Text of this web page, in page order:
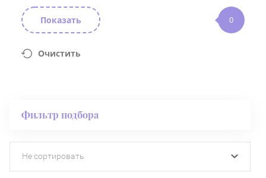
Показать
Очистить
0
Фильтр подбора
Не сортировать